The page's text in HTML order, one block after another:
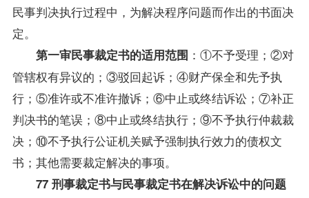
民事判决执行过程中，为解决程序问题而作出的书面决
定。
第一审民事裁定书的适用范围 ：①不予受理；②对
管辖权有异议的；③驳回起诉；④财产保全和先予执
行；⑤准许或不准许撤诉；⑥中止或终结诉讼；⑦补正
判决书的笔误；⑧中止或终结执行；⑨不予执行仲裁裁
决；⑩不予执行公证机关赋予强制执行效力的债权文
书；其他需要裁定解决的事项。
77 刑事裁定书与民事裁定书在解决诉讼中的问题